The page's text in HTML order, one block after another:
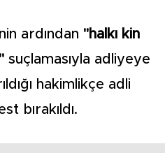
ardından "halkı kin
suçlamasıyla adliyeye
hakimlikçe adli
bırakıldı.